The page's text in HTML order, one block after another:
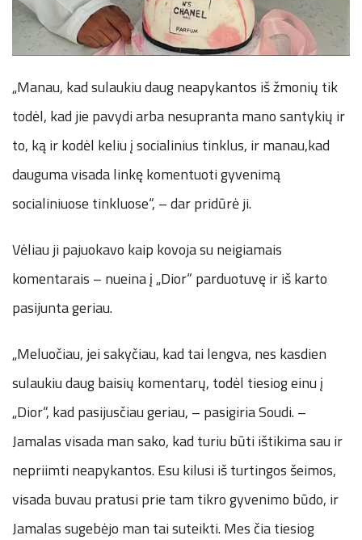
„Manau, kad sulaukiu daug neapykantos iš žmonių tik
todėl, kad jie pavydi arba nesupranta mano santykių ir
to, ką ir kodėl keliu į socialinius tinklus, ir manau,kad
dauguma visada linkę komentuoti gyvenimą
socialiniuose tinkluose“, – dar pridūrė ji.
Vėliau ji pajuokavo kaip kovoja su neigiamais
komentarais – nueina į „Dior“ parduotuvę ir iš karto
pasijunta geriau.
„Meluočiau, jei sakyčiau, kad tai lengva, nes kasdien
sulaukiu daug baisių komentarų, todėl tiesiog einu į
„Dior“, kad pasijusčiau geriau, – pasigiria Soudi. –
Jamalas visada man sako, kad turiu būti ištikima sau ir
nepriimti neapykantos. Esu kilusi iš turtingos šeimos,
visada buvau pratusi prie tam tikro gyvenimo būdo, ir
Jamalas sugebėjo man tai suteikti. Mes čia tiesiog